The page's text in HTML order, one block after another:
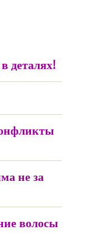
деталях!
не за
волосы